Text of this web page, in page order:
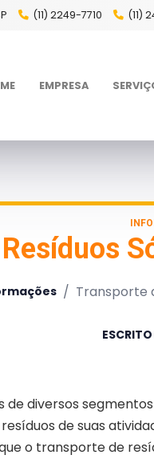
(11) 2249-7710 (11)
EMPRESA
/ Transporte
de diversos
de suas
o transporte de